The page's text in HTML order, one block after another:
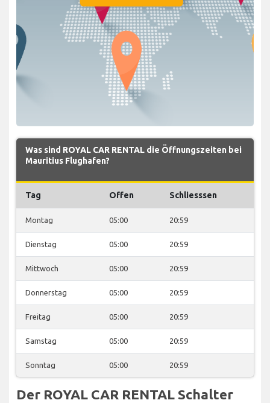
Was sind ROYAL CAR RENTAL die Öffnungszeiten bei
Mauritius Flughafen?
Tag Offen Schliesssen
Montag 05:00 20:59
Dienstag 05:00 20:59
Mittwoch 05:00 20:59
Donnerstag 05:00 20:59
Freitag 05:00 20:59
Samstag 05:00 20:59
Sonntag 05:00 20:59
Der ROYAL CAR RENTAL Schalter